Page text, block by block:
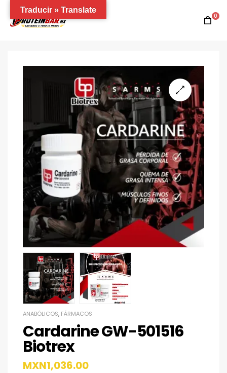
0
ANABÓLICOS, FÁRMACOS
Cardarine GW-501516
Biotrex
MXN1,036.00
Traducir » Translate